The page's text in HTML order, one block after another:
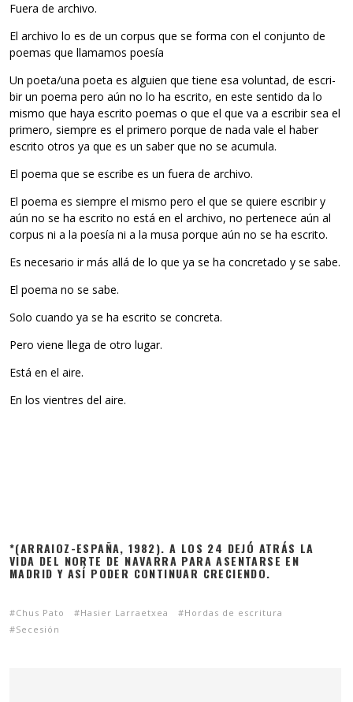
Fuera de archivo.
El archivo lo es de un cor­pus que se forma con el con­junto de
poe­mas que lla­ma­mos poesía
Un poeta/una poeta es alguien que tiene esa volun­tad, de escri­
bir un poema pero aún no lo ha escrito, en este sen­tido da lo
mismo que haya escrito poe­mas o que el que va a escri­bir sea el
pri­mero, siem­pre es el pri­mero por­que de nada vale el haber
escrito otros ya que es un saber que no se acumula.
El poema que se escribe es un fuera de archivo.
El poema es siem­pre el mismo pero el que se quiere escri­bir y
aún no se ha escrito no está en el archivo, no per­te­nece aún al
cor­pus ni a la poe­sía ni a la musa por­que aún no se ha escrito.
Es nece­sa­rio ir más allá de lo que ya se ha con­cre­tado y se sabe.
El poema no se sabe.
Solo cuando ya se ha escrito se concreta.
Pero viene llega de otro lugar.
Está en el aire.
En los vien­tres del aire.
*(ARRAIOZ-ESPAÑA, 1982). A LOS 24 DEJÓ ATRÁS LA
VIDA DEL NORTE DE NAVARRA PARA ASENTARSE EN
MADRID Y ASÍ PODER CONTINUAR CRECIENDO.
Chus Pato Hasier Larraetxea
Hor­das de escri­tura
Sece­sión